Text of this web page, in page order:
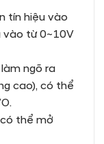
tín hiệu vào
vào từ 0~10V
ngõ ra
cao), có thể
thể mở